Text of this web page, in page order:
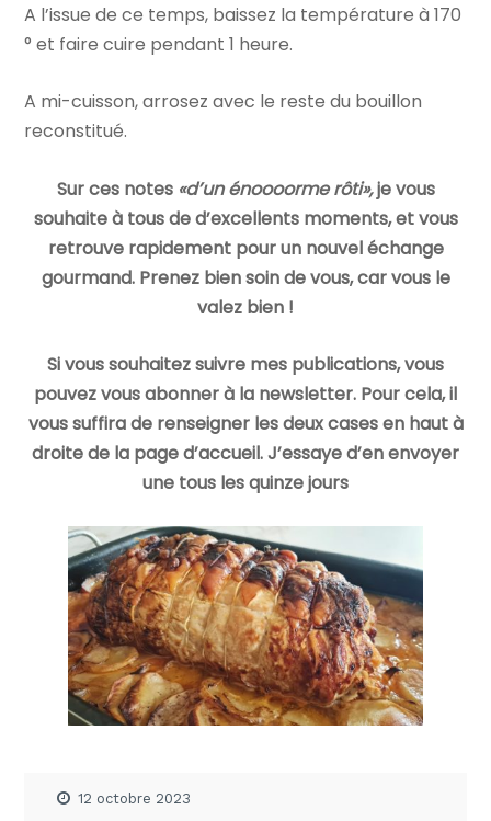
A l’issue de ce temps, baissez la température à 170
° et faire cuire pendant 1 heure.
A mi-cuisson, arrosez avec le reste du bouillon
reconstitué.
Sur ces notes «d’un énoooorme rôti»,je vous
souhaite à tous de d’excellents moments, et vous
retrouve rapidement pour un nouvel échange
gourmand. Prenez bien soin de vous, car vous le
valez bien !
Si vous souhaitez suivre mes publications, vous
pouvez vous abonner à la newsletter. Pour cela, il
vous suffira de renseigner les deux cases en haut à
droite de la page d’accueil. J’essaye d’en envoyer
une tous les quinze jours
12 octobre 2023